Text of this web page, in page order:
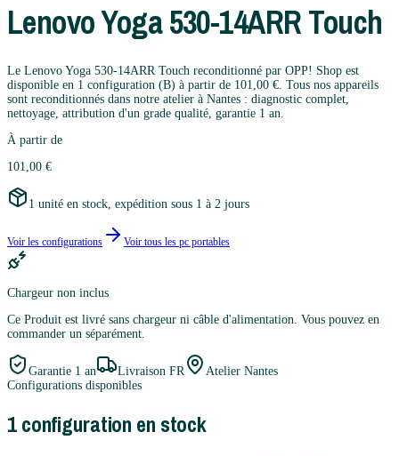
LenovoYoga 530-14ARR Touch
Le Lenovo Yoga 530-14ARR Touch reconditionné par OPP! Shop est
disponible en 1 configuration (B) à partir de 101,00 €. Tous nos appareils
sont reconditionnés dans notre atelier à Nantes : diagnostic complet,
nettoyage, attribution d'un grade qualité, garantie 1 an.
À partir de
101,00 €
1 unité en stock, expédition sous 1 à 2 jours
Voir les configurations Voir tous les pc portables
Chargeur non inclus
Ce Produit est livré sans chargeur ni câble d'alimentation. Vous pouvez en
commander un séparément.
Garantie 1 an Livraison FR
Atelier Nantes
Configurations disponibles
1configuration en stock